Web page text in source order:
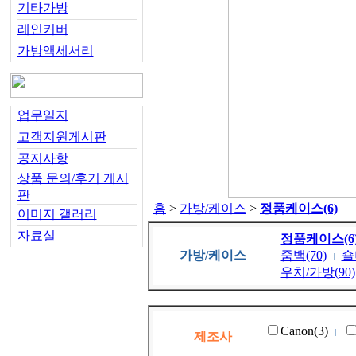
기타가방
레인커버
가방액세서리
업무일지
고객지원게시판
공지사항
상품 문의/후기 게시
판
이미지 갤러리
자료실
홈 > 가방/케이스 > 정품케이스(6)
가방/케이스
정품케이스
줌백(70)
우치/가방(90)
제조사 Canon(3)